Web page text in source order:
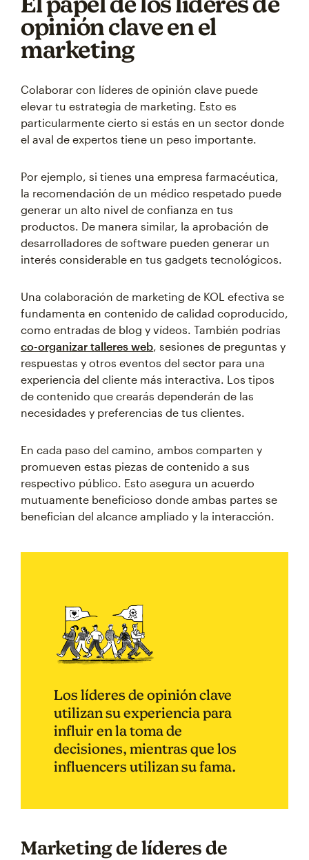
opinión clave en el
marketing
Colaborar con líderes de opinión clave puede
elevar tu estrategia de marketing. Esto es
particularmente cierto si estás en un sector donde
el aval de expertos tiene un peso importante.
Por ejemplo, si tienes una empresa farmacéutica,
la recomendación de un médico respetado puede
generar un alto nivel de confianza en tus
productos. De manera similar, la aprobación de
desarrolladores de software pueden generar un
interés considerable en tus gadgets tecnológicos.
Una colaboración de marketing de KOL efectiva se
fundamenta en contenido de calidad coproducido,
como entradas de blog y vídeos. También podrías
co-organizar talleres web, sesiones de preguntas y
respuestas y otros eventos del sector para una
experiencia del cliente más interactiva. Los tipos
de contenido que crearás dependerán de las
necesidades y preferencias de tus clientes.
En cada paso del camino, ambos comparten y
promueven estas piezas de contenido a sus
respectivo público. Esto asegura un acuerdo
mutuamente beneficioso donde ambas partes se
benefician del alcance ampliado y la interacción.
Los líderes de opinión clave
utilizan su experiencia para
influir en la toma de
decisiones, mientras que los
influencers utilizan su fama.
Marketing de líderes de